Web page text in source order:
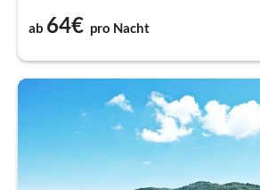
ab 64€ pro Nacht